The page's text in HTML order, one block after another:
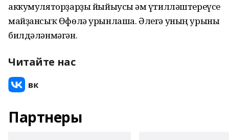
аккумуляторҙарҙы йыйыусы һәм үтилләштереүсе
майҙансыҡ Өфөлә урынлаша. Әлегә уның урыны
билдәләнмәгән.
Читайте нас
Партнеры